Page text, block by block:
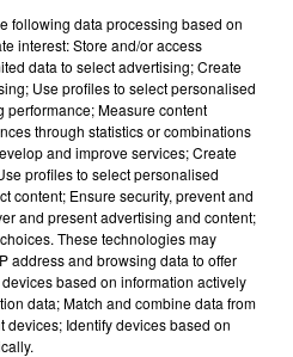
paramètres de coupe…).
de l’enroulage et de la tension
des sorties de stocks
consommables).
de maintenance de
de suivi de production.
sur les bobineaux presque
following data processing based on
interest: Store and/or access
data to select advertising; Create
Use profiles to select personalised
Measure content
through statistics or combinations
and improve services; Create
profiles to select personalised
content; Ensure security, prevent and
and present advertising and content;
These technologies may
address and browsing data to offer
based on information actively
data; Match and combine data from
devices; Identify devices based on